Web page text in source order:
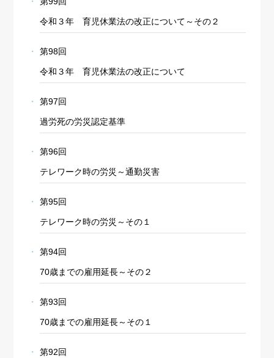
令和３年 育児休業法の改正について～その２
第98回
令和３年 育児休業法の改正について
第97回
過労死の労災認定基準
第96回
テレワーク時の労災～通勤災害
第95回
テレワーク時の労災～その１
第94回
70歳までの雇用延長～その２
第93回
70歳までの雇用延長～その１
第92回